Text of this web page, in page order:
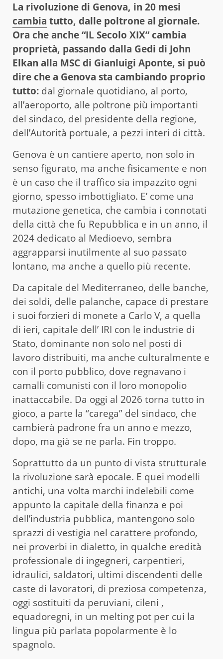
La rivoluzione di Genova, in 20 mesi
cambia tutto, dalle poltrone al giornale.
Ora che anche “IL Secolo XIX” cambia
proprietà, passando dalla Gedi di John
Elkan alla MSC di Gianluigi Aponte, si può
dire che a Genova sta cambiando proprio
tutto: dal giornale quotidiano, al porto,
all’aeroporto, alle poltrone più importanti
del sindaco, del presidente della regione,
dell’Autorità portuale, a pezzi interi di città.
Genova è un cantiere aperto, non solo in
senso figurato, ma anche fisicamente e non
è un caso che il traffico sia impazzito ogni
giorno, spesso imbottigliato. E’ come una
mutazione genetica, che cambia i connotati
della città che fu Repubblica e in un anno, il
2024 dedicato al Medioevo, sembra
aggrapparsi inutilmente al suo passato
lontano, ma anche a quello più recente.
Da capitale del Mediterraneo, delle banche,
dei soldi, delle palanche, capace di prestare
i suoi forzieri di monete a Carlo V, a quella
di ieri, capitale dell’ IRI con le industrie di
Stato, dominante non solo nel posti di
lavoro distribuiti, ma anche culturalmente e
con il porto pubblico, dove regnavano i
camalli comunisti con il loro monopolio
inattaccabile. Da oggi al 2026 torna tutto in
gioco, a parte la “carega” del sindaco, che
cambierà padrone fra un anno e mezzo,
dopo, ma già se ne parla. Fin troppo.
Soprattutto da un punto di vista strutturale
la rivoluzione sarà epocale. E quei modelli
antichi, una volta marchi indelebili come
appunto la capitale della finanza e poi
dell’industria pubblica, mantengono solo
sprazzi di vestigia nel carattere profondo,
nei proverbi in dialetto, in qualche eredità
professionale di ingegneri, carpentieri,
idraulici, saldatori, ultimi discendenti delle
caste di lavoratori, di preziosa competenza,
oggi sostituiti da peruviani, cileni ,
equadoregni, in un melting pot per cui la
lingua più parlata popolarmente è lo
spagnolo.